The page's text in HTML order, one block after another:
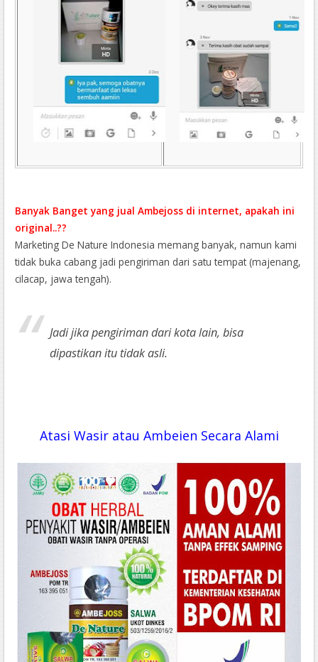
Banyak Banget yang jual Ambejoss di internet, apakah ini
original..??
Marketing De Nature Indonesia memang banyak, namun kami
tidak buka cabang jadi pengiriman dari satu tempat (majenang,
cilacap, jawa tengah).
Jadi jika pengiriman dari kota lain, bisa
dipastikan itu tidak asli.
Atasi Wasir atau Ambeien Secara Alami